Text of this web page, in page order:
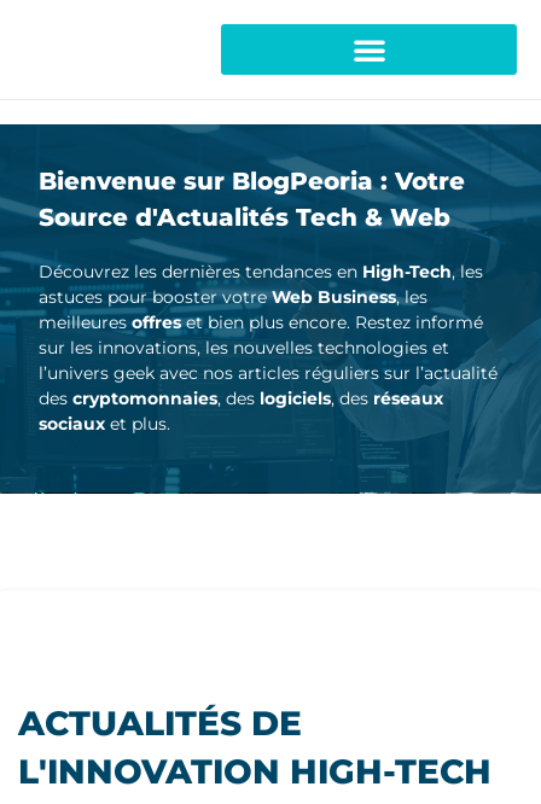
Bienvenue sur BlogPeoria : Votre
Source d'Actualités Tech & Web
Découvrez les dernières tendances en High-Tech, les
astuces pour booster votreWeb Business, les
meilleures offreset bien plus encore. Restez informé
sur les innovations, les nouvelles technologies et
l’univers geek avec nos articles réguliers sur l’actualité
des cryptomonnaies, des logiciels, des réseaux
sociaux et plus.
ACTUALITÉS DE
L'INNOVATION HIGH-TECH